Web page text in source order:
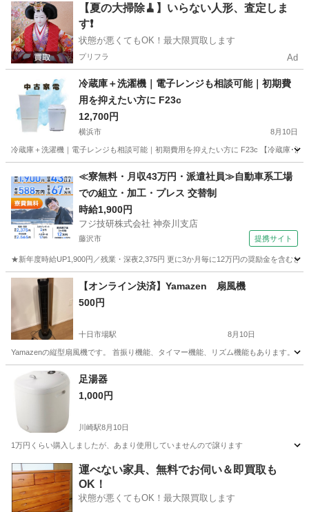
神奈川 生活家電 場所
【夏の大掃除🧹】いらない人形、査定しま
す❗️
状態が悪くてもOK！最大限買取します
プリフラ Ad
冷蔵庫＋洗濯機｜電子レンジも相談可能｜初期費
用を抑えたい方に F23c
12,700円
横浜市 8月10日
冷蔵庫＋洗濯機｜電子レンジも相談可能｜初期費用を抑えたい方に F23c 【冷蔵庫･
キッチン家電 商品
≪寮無料・月収43万円・派遣社員≫自動車系工場
での組立・加工・プレス 交替制
時給1,900円
フジ技研株式会社 神奈川支店
藤沢市 提携サイト
★新年度時給UP1,900円／残業・深夜2,375円 更に3か月毎に12万円の奨励金を含む
神奈川 藤沢市 その他
【オンライン決済】Yamazen 扇風機
500円
十日市場駅 8月10日
Yamazenの縦型扇風機です。 首振り機能、タイマー機能、リズム機能もあります。
神奈川 横浜市 十日市場駅
足湯器
1,000円
川崎駅8月10日
1万円くらい購入しましたが、あまり使用していませんので譲ります
神奈川 川崎市 川崎駅 家電
運べない家具、無料でお伺い＆即買取も
OK！
状態が悪くてもOK！最大限買取します